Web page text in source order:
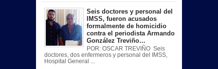
Seis doctores y personal del
IMSS, fueron acusados
formalmente de homicidio
contra el periodista Armando
González Treviño…
POR: OSCAR TREVIÑO Seis
doctores, dos enfermeros y personal del IMSS,
Hospital General ...